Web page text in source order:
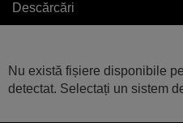
Descărcări
Nu există fișiere disponibile
detectat. Selectați un sistem